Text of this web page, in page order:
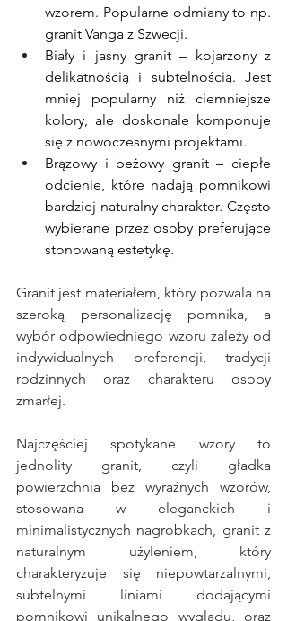
wzorem. Popularne odmiany to np.
granit Vanga z Szwecji.
Biały i jasny granit – kojarzony z
delikatnością i subtelnością. Jest
mniej popularny niż ciemniejsze
kolory, ale doskonale komponuje
się z nowoczesnymi projektami.
Brązowy i beżowy granit – ciepłe
odcienie, które nadają pomnikowi
bardziej naturalny charakter. Często
wybierane przez osoby preferujące
stonowaną estetykę.
Granit jest materiałem, który pozwala na
szeroką personalizację pomnika, a
wybór odpowiedniego wzoru zależy od
indywidualnych preferencji, tradycji
rodzinnych oraz charakteru osoby
zmarłej.
Najczęściej spotykane wzory to
jednolity granit, czyli gładka
powierzchnia bez wyraźnych wzorów,
stosowana w eleganckich i
minimalistycznych nagrobkach, granit z
naturalnym użyleniem, który
charakteryzuje się niepowtarzalnymi,
subtelnymi liniami dodającymi
pomnikowi unikalnego wyglądu, oraz